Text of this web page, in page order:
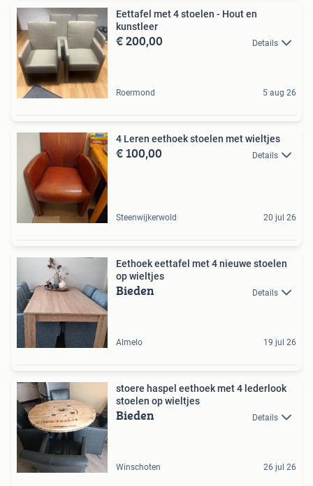
Eettafel met 4 stoelen - Hout en
kunstleer
€ 200,00 Details
Roermond 5 aug 26
4 Leren eethoek stoelen met wieltjes
€ 100,00 Details
Steenwijkerwold 20 jul 26
Eethoek eettafel met 4 nieuwe stoelen
op wieltjes
Bieden Details
Almelo 19 jul 26
stoere haspel eethoek met 4 lederlook
stoelen op wieltjes
Bieden Details
Winschoten 26 jul 26